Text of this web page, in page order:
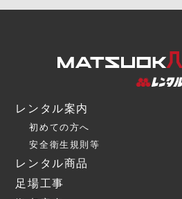
レンタル案内
初めての方へ
安全衛生規則等
レンタル商品
足場工事